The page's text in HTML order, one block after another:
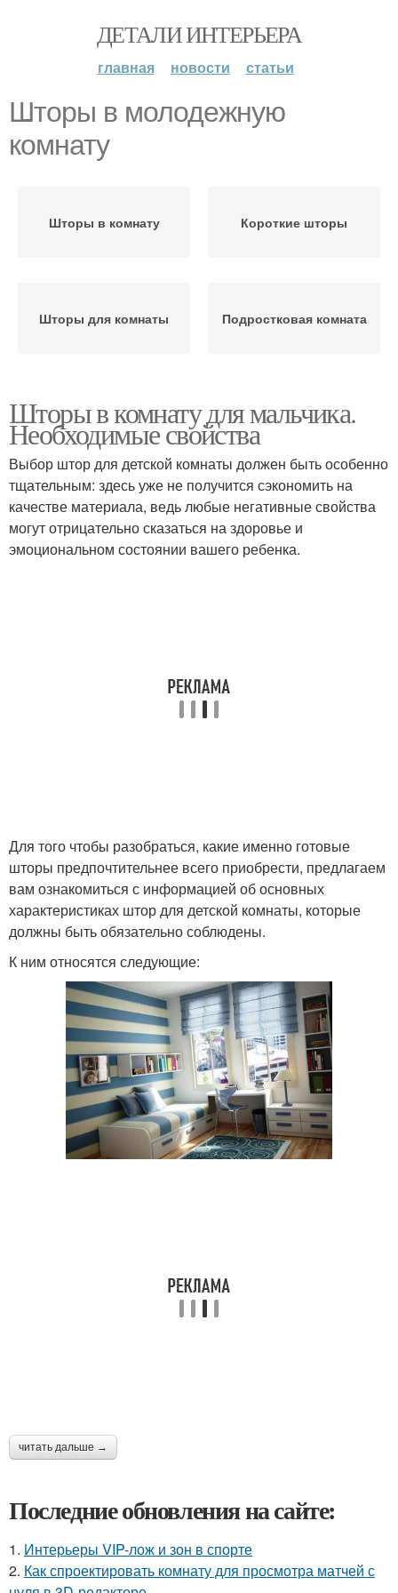
ДЕТАЛИ ИНТЕРЬЕРА
главная новости статьи
Шторы в молодежную
комнату
Шторы в комнату Короткие шторы
Шторы для комнаты Подростковая комната
Шторы в комнату для мальчика.
Необходимые свойства
Выбор штор для детской комнаты должен быть особенно
тщательным: здесь уже не получится сэкономить на
качестве материала, ведь любые негативные свойства
могут отрицательно сказаться на здоровье и
эмоциональном состоянии вашего ребенка.
Для того чтобы разобраться, какие именно готовые
шторы предпочтительнее всего приобрести, предлагаем
вам ознакомиться с информацией об основных
характеристиках штор для детской комнаты, которые
должны быть обязательно соблюдены.
К ним относятся следующие:
читать дальше →
Последние обновления на сайте:
1. Интерьеры VIP-лож и зон в спорте
2. Как спроектировать комнату для просмотра матчей с